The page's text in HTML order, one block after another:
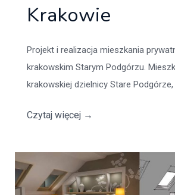
Krakowie
Projekt i realizacja mieszkania
krakowskim Starym Podgórzu.
krakowskiej dzielnicy Stare Podgórze,
Czytaj więcej →